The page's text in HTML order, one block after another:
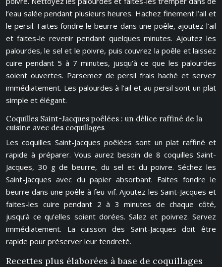
l’eau salée pendant plusieurs heures. Hachez finement l’ail et
le persil. Faites fondre le beurre dans une poêle, ajoutez l’ail
et faites-le revenir pendant quelques minutes. Ajoutez les
palourdes, le sel et le poivre, puis couvrez la poêle et laissez
cuire pendant 5 à 7 minutes, jusqu’à ce que les palourdes
soient ouvertes. Parsemez de persil frais haché et servez
immédiatement. Les palourdes à l’ail et au persil sont un plat
simple et élégant.
Coquilles Saint-Jacques poêlées : un délice raffiné de la
cuisine avec des coquillages
Les coquilles Saint-Jacques poêlées sont un plat raffiné et
rapide à préparer. Vous aurez besoin de 8 coquilles Saint-
Jacques, 30 g de beurre, du sel et du poivre. Séchez les
Saint-Jacques avec du papier absorbant. Faites fondre le
beurre dans une poêle à feu vif. Ajoutez les Saint-Jacques et
faites-les cuire pendant 2 à 3 minutes de chaque côté,
jusqu’à ce qu’elles soient dorées. Salez et poivrez. Servez
immédiatement. La cuisson des Saint-Jacques doit être
rapide pour préserver leur tendreté.
Recettes plus élaborées à base de coquillages